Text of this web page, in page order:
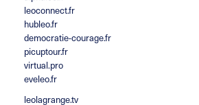
leoconnect.fr
hubleo.fr
democratie-courage.fr
picuptour.fr
virtual.pro
eveleo.fr
leolagrange.tv